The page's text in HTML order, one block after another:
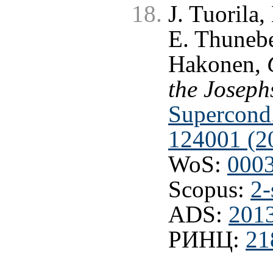
J.
E.
Hakonen,
the
124001
WoS:
Scopus:
ADS:
РИНЦ: